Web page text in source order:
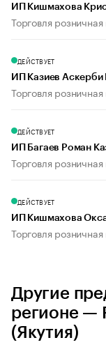
ИП Кишмахова
Торговля
ДЕЙСТВУЕТ
ИП Казиев
Торговля
ДЕЙСТВУЕТ
ИП Багаев Роман
Торговля
ДЕЙСТВУЕТ
ИП Кишмахова
Торговля
Другие
регионе —
(Якутия)